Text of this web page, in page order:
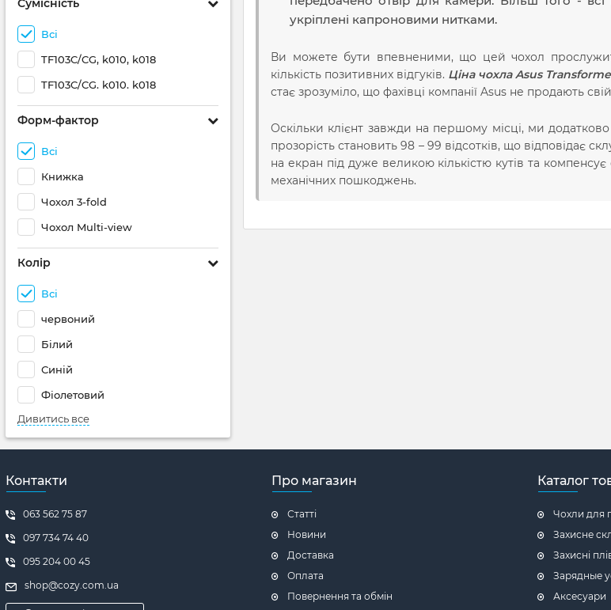
Сумісність
Всі
TF103C/CG, k010, k018
TF103C/CG. k010. k018
Форм-фактор
Всі
Книжка
Чохол 3-fold
Чохол Multi-view
Колір
Всі
червоний
Білий
Синій
Фіолетовий
Дивитись все
укріплені капроновими нитками.
Ви можете бути впевненими, що цей чохол
кількість позитивних відгуків. Ціна чохла Asus
стає зрозуміло, що фахівці компанії Asus не продають
Оскільки клієнт завжди на першому місці, ми
прозорість становить 98 – 99 відсотків, що відповідає
на екран під дуже великою кількістю кутів та
механічних пошкоджень.
Контакти
063 562 75 87
097 734 74 40
095 204 00 45
shop@cozy.com.ua
Про магазин
Статті
Новини
Доставка
Оплата
Повернення та обмін
Каталог
Чохли для
Захисне
Захисні
Зарядные
Аксесуари